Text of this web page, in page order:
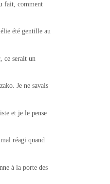
fait, comment
été gentille au
ce serait un
Je ne savais
et je le pense
réagi quand
à la porte des